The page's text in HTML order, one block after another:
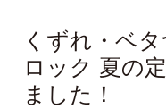
くずれ・ベ
ロック 夏の
ました！